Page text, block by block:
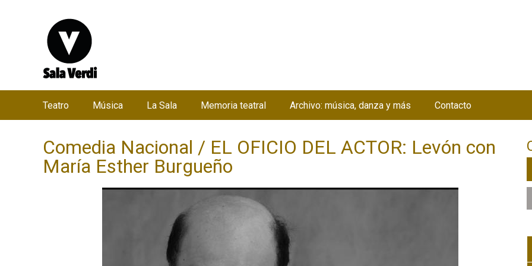
Comedia Nacional / EL OFICIO DEL ACTOR: Levón con
María Esther Burgueño
n
ú
Teatro Música La Sala Memoria teatral Archivo: música, danza y más Contacto